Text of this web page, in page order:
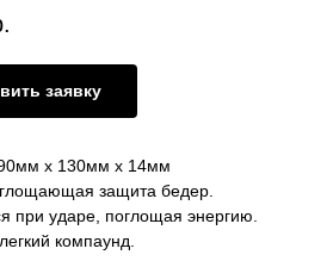
заявку
х 130мм х 14мм
защита бедер.
при ударе, поглощая энергию.
компаунд.